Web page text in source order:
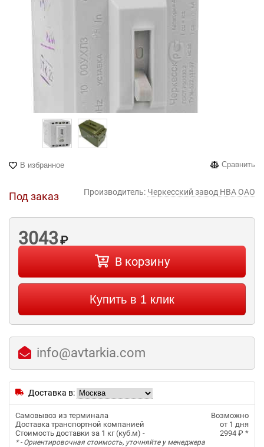
В избранное Сравнить
Под заказ Производитель: Черкесский завод НВА ОАО
3043₽
В корзину
Купить в 1 клик
info@avtarkia.com
Доставка в:
Самовывоз из терминала
Возможно
Доставка транспортной компанией
от 1 дня
Стоимость доставки за 1 кг (куб.м) -
2994 ₽ *
* - Ориентировочная стоимость, уточняйте у менеджера